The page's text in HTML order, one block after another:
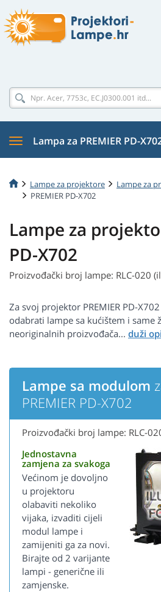
Lampa za PREMIER PD-
Lampe za projektore
Lampe za
PREMIER PD-X702
Lampe za
PD-X702
Proizvođački broj lampe: RLC-020
Za svoj projektor PREMIER PD-
odabrati lampe sa kućištem i same
neoriginalnih proizvođača...
Lampe sa modulom
PREMIER PD-X702
Proizvođački broj lampe: RLC-
Jednostavna
zamjena za svakoga
Većinom je dovoljno
u projektoru
olabaviti nekoliko
vijaka, izvaditi cijeli
modul lampe i
zamijeniti ga za novi.
Birajte od 2 varijante
lampi - generične ili
zamjenske.